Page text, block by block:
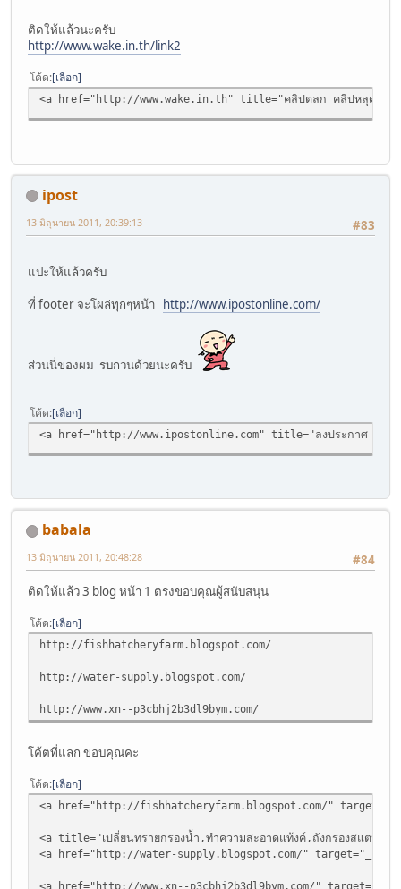
ติดให้แล้วนะครับ
http://www.wake.in.th/link2
โค้ด เลือก
<a href="http://www.wake.in.th" title="คลิปตลก คลิปหลุด คลิปข
ipost
#83
13 มิถุนายน 2011, 20:39:13
แปะให้แล้วครับ
ที่ footer จะโผล่ทุกๆหน้า http://www.ipostonline.com/
ส่วนนี่ของผม รบกวนด้วยนะครับ
โค้ด เลือก
<a href="http://www.ipostonline.com" title="ลงประกาศ ฟรี
babala
#84
13 มิถุนายน 2011, 20:48:28
ติดให้แล้ว 3 blog หน้า 1 ตรงขอบคุณผู้สนับสนุน
โค้ด เลือก
http://fishhatcheryfarm.blogspot.com/
http://water-supply.blogspot.com/
http://www.xn--p3cbhj2b3dl9bym.com/
โค้ตที่แลก ขอบคุณคะ
โค้ด เลือก
<a href="http://fishhatcheryfarm.blogspot.com/"
<a title="เปลี่ยนทรายกรองน้ำ,ทำความสะอาดแท้งค์,ถังกรองสแต
<a href="http://water-supply.blogspot.com/" target="_blank"
<a href="http://www.xn--p3cbhj2b3dl9bym.com/"